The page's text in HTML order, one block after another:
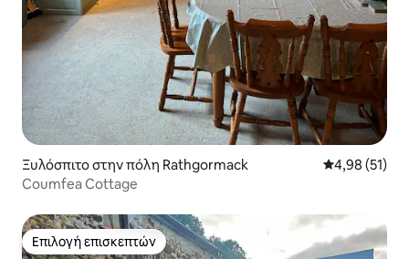
Ξυλόσπιτο στην πόλη Rathgormack Μέση
4,98 (51)
Coumfea Cottage
Επιλογή επισκεπτών
Επιλογή επισκεπτών